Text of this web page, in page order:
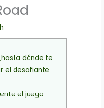
dónde te
el desafiante
el juego